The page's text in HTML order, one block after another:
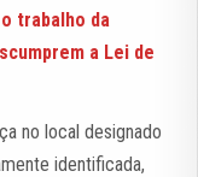
trabalho da
a Lei de
no local designado
identificada,